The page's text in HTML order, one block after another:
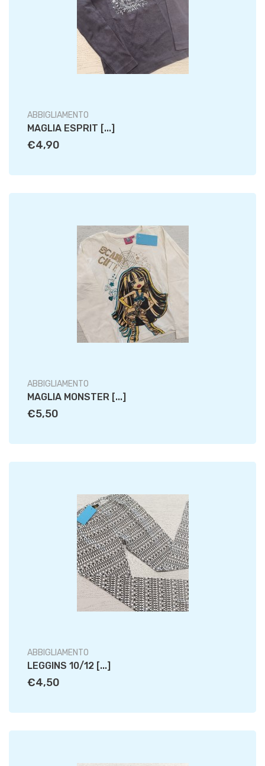
ABBIGLIAMENTO
MAGLIA ESPRIT [...]
€4,90
ABBIGLIAMENTO
MAGLIA MONSTER [...]
€5,50
ABBIGLIAMENTO
LEGGINS 10/12 [...]
€4,50